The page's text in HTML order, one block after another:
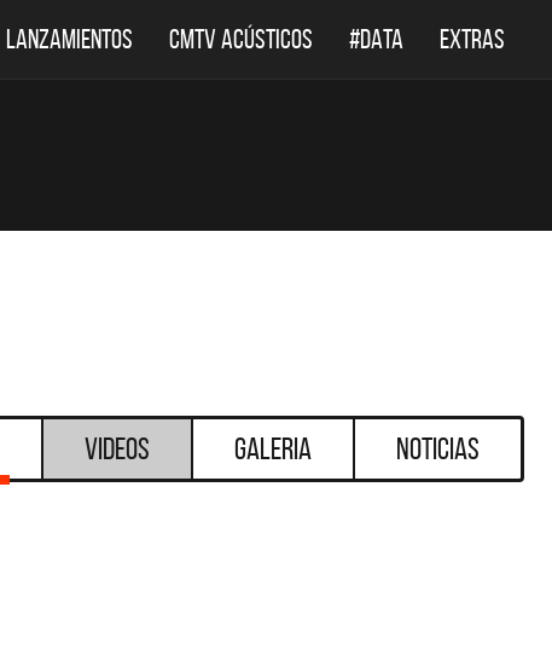
LANZAMIENTOS CMTV ACÚSTICOS #DATA EXTRAS
Videos Galeria Noticias
DESTACADOS DESTACADOS